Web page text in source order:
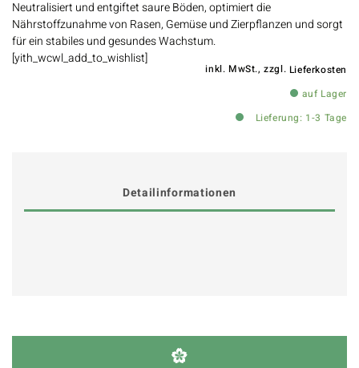
Neutralisiert und entgiftet saure Böden, optimiert die
Nährstoffzunahme von Rasen, Gemüse und Zierpflanzen und sorgt
für ein stabiles und gesundes Wachstum.
[yith_wcwl_add_to_wishlist]
inkl. MwSt., zzgl. Lieferkosten
auf Lager
Lieferung: 1-3 Tage
Detailinformationen